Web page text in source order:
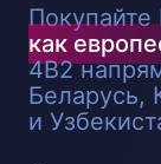
как
4B2
Беларусь,
и